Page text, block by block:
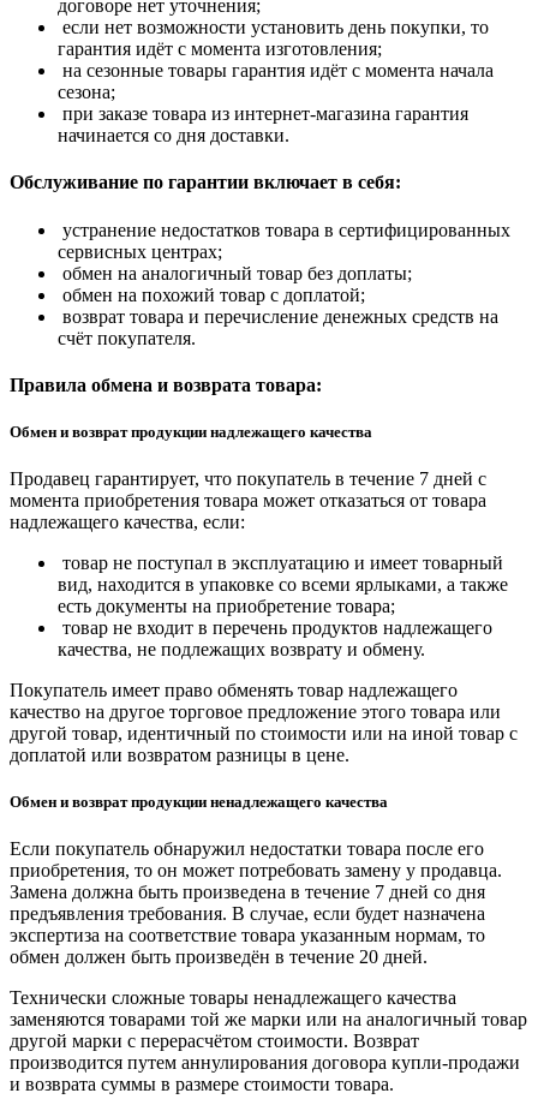
договоре нет уточнения;
если нет возможности установить день покупки, то
гарантия идёт с момента изготовления;
на сезонные товары гарантия идёт с момента начала
сезона;
при заказе товара из интернет-магазина гарантия
начинается со дня доставки.
Обслуживание по гарантии включает в себя:
устранение недостатков товара в сертифицированных
сервисных центрах;
обмен на аналогичный товар без доплаты;
обмен на похожий товар с доплатой;
возврат товара и перечисление денежных средств на
счёт покупателя.
Правила обмена и возврата товара:
Обмен и возврат продукции надлежащего качества
Продавец гарантирует, что покупатель в течение 7 дней с
момента приобретения товара может отказаться от товара
надлежащего качества, если:
товар не поступал в эксплуатацию и имеет товарный
вид, находится в упаковке со всеми ярлыками, а также
есть документы на приобретение товара;
товар не входит в перечень продуктов надлежащего
качества, не подлежащих возврату и обмену.
Покупатель имеет право обменять товар надлежащего
качество на другое торговое предложение этого товара или
другой товар, идентичный по стоимости или на иной товар с
доплатой или возвратом разницы в цене.
Обмен и возврат продукции ненадлежащего качества
Если покупатель обнаружил недостатки товара после его
приобретения, то он может потребовать замену у продавца.
Замена должна быть произведена в течение 7 дней со дня
предъявления требования. В случае, если будет назначена
экспертиза на соответствие товара указанным нормам, то
обмен должен быть произведён в течение 20 дней.
Технически сложные товары ненадлежащего качества
заменяются товарами той же марки или на аналогичный товар
другой марки с перерасчётом стоимости. Возврат
производится путем аннулирования договора купли-продажи
и возврата суммы в размере стоимости товара.